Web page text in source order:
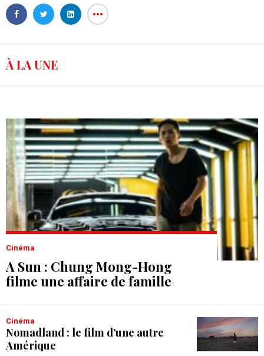
À LA UNE
Cinéma
A Sun : Chung Mong-Hong
filme une affaire de famille
Cinéma
Nomadland : le film d’une autre
Amérique